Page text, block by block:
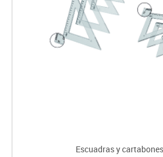
Escuadras y